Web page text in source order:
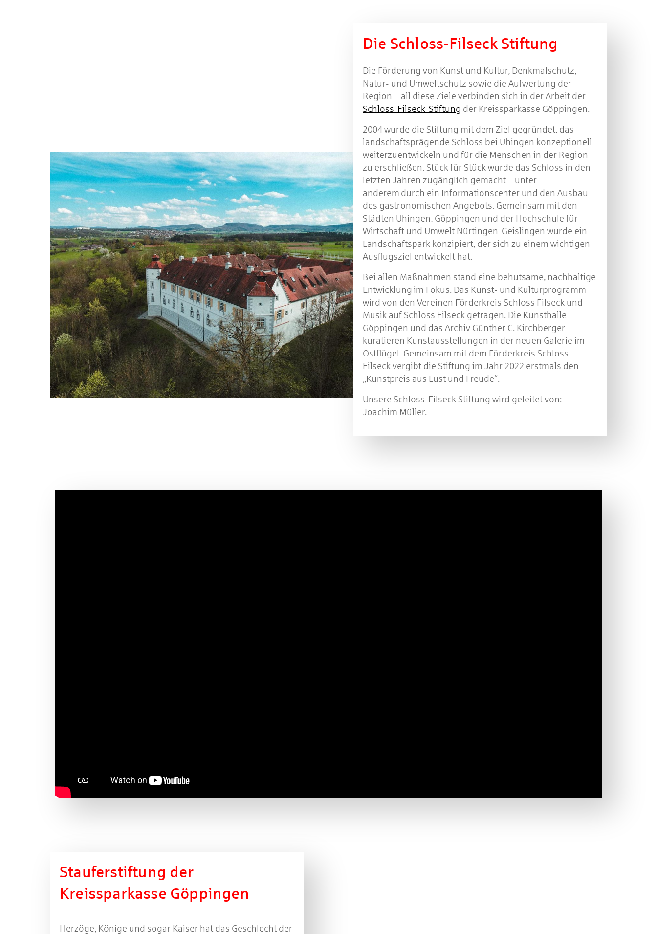
Die Schloss-Filseck Stiftung
Die Förderung von Kunst und Kultur, Denkmalschutz,
Natur- und Umweltschutz sowie die Aufwertung der
Region – all diese Ziele verbinden sich in der Arbeit der
Schloss-Filseck-Stiftung der Kreissparkasse Göppingen.
2004 wurde die Stiftung mit dem Ziel gegründet, das
landschaftsprägende Schloss bei Uhingen konzeptionell
weiterzuentwickeln und für die Menschen in der Region
zu erschließen. Stück für Stück wurde das Schloss in den
letzten Jahren zugänglich gemacht – unter
anderem durch ein Informationscenter und den Ausbau
des gastronomischen Angebots. Gemeinsam mit den
Städten Uhingen, Göppingen und der Hochschule für
Wirtschaft und Umwelt Nürtingen-Geislingen wurde ein
Landschaftspark konzipiert, der sich zu einem wichtigen
Ausflugsziel entwickelt hat.
Bei allen Maßnahmen stand eine behutsame, nachhaltige
Entwicklung im Fokus. Das Kunst- und Kulturprogramm
wird von den Vereinen Förderkreis Schloss Filseck und
Musik auf Schloss Filseck getragen. Die Kunsthalle
Göppingen und das Archiv Günther C. Kirchberger
kuratieren Kunstausstellungen in der neuen Galerie im
Ostflügel. Gemeinsam mit dem Förderkreis Schloss
Filseck vergibt die Stiftung im Jahr 2022 erstmals den
„Kunstpreis aus Lust und Freude“.
Unsere Schloss-Filseck Stiftung wird geleitet von:
Joachim Müller.
Stauferstiftung der
Kreissparkasse Göppingen
Herzöge, Könige und sogar Kaiser hat das Geschlecht der